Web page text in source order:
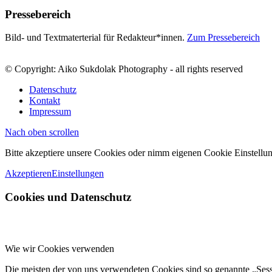
Pressebereich
Bild- und Textmaterterial für Redakteur*innen. Zum Pressebereich
© Copyright: Aiko Sukdolak Photography - all rights reserved
Datenschutz
Kontakt
Impressum
Nach oben scrollen
Bitte akzeptiere unsere Cookies oder nimm eigenen Cookie
AkzeptierenEinstellungen
Cookies und Datenschutz
Wie wir Cookies verwenden
Die meisten der von uns verwendeten Cookies sind so genannte